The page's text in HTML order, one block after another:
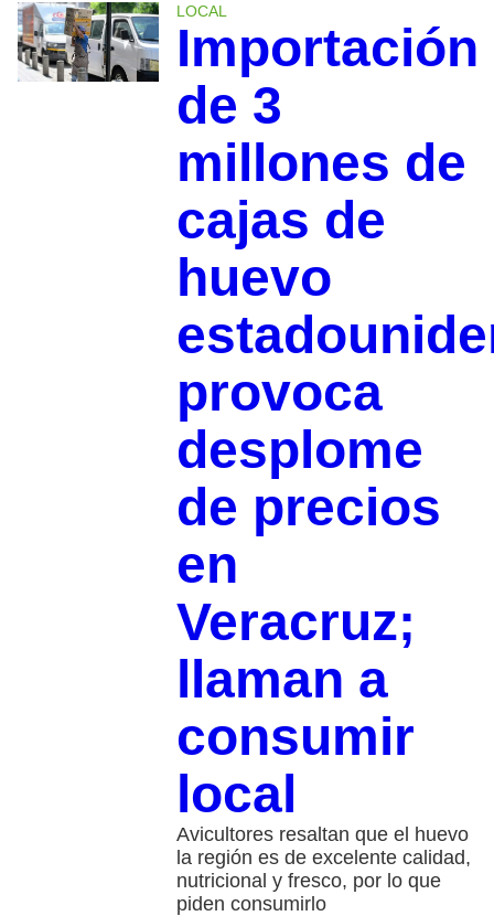
LOCAL
Importación
de 3
millones de
cajas de
huevo
provoca
desplome
de precios
en
Veracruz;
llaman a
consumir
local
Avicultores resaltan que el huevo
la región es de excelente calidad,
nutricional y fresco, por lo que
piden consumirlo